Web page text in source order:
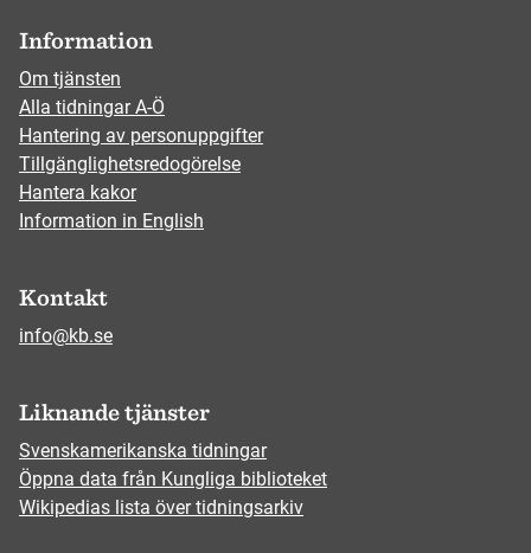
Information
Om tjänsten
Alla tidningar A-Ö
Hantering av personuppgifter
Tillgänglighetsredogörelse
Hantera kakor
Information in English
Kontakt
info@kb.se
Liknande tjänster
Svenskamerikanska tidningar
Öppna data från Kungliga biblioteket
Wikipedias lista över tidningsarkiv